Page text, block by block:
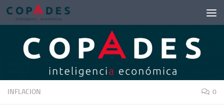
Saltar al contenido
INFLACION 0